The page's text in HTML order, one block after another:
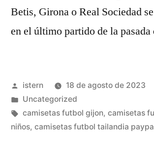
Betis, Girona o Real Sociedad
en el último partido de la pasada
Publicado
por
istern
18 de agosto de 2023
Publicado
en
Uncategorized
Etiquetas:
camisetas futbol gijon, camisetas
niños, camisetas futbol tailandia